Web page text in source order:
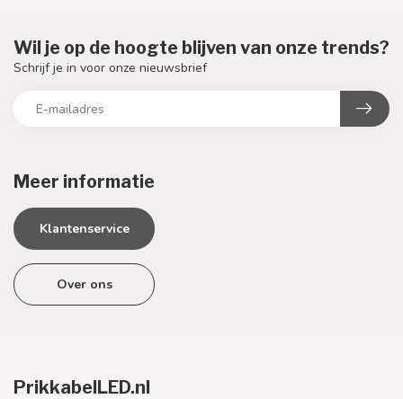
Meer informatie
Klantenservice
Over ons
Wil je op de hoogte blijven van onze trends?
Schrijf je in voor onze nieuwsbrief
PrikkabelLED.nl